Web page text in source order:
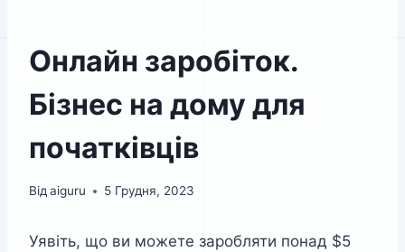
Онлайн заробіток.
Бізнес на дому для
початківців
Відaiguru 5 Грудня, 2023
Уявіть, що ви можете заробляти понад $5